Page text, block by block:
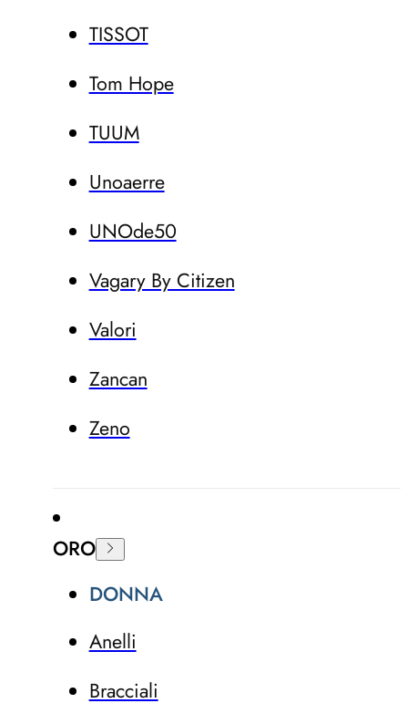
TISSOT
Tom Hope
TUUM
Unoaerre
UNOde50
Vagary By Citizen
Valori
Zancan
Zeno
ORO
DONNA
Anelli
Bracciali